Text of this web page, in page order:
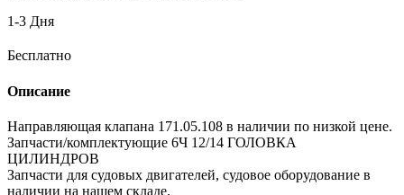
1-3 Дня
Бесплатно
Описание
Направляющая клапана 171.05.108 в наличии по низкой цене.
Запчасти/комплектующие 6Ч 12/14 ГОЛОВКА
ЦИЛИНДРОВ
Запчасти для судовых двигателей, судовое оборудование в
наличии на нашем складе.